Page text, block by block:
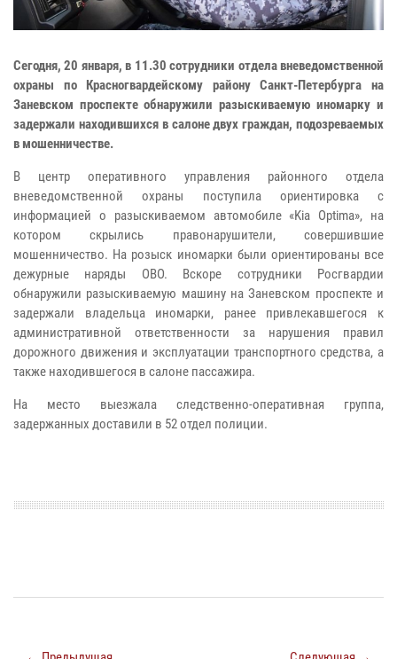
Сегодня, 20 января, в 11.30 сотрудники отдела вневедомственной
охраны по Красногвардейскому району Санкт-Петербурга на
Заневском проспекте обнаружили разыскиваемую иномарку и
задержали находившихся в салоне двух граждан, подозреваемых
в мошенничестве.
В центр оперативного управления районного отдела
вневедомственной охраны поступила ориентировка с
информацией о разыскиваемом автомобиле «Kia Optima», на
котором скрылись правонарушители, совершившие
мошенничество. На розыск иномарки были ориентированы все
дежурные наряды ОВО. Вскоре сотрудники Росгвардии
обнаружили разыскиваемую машину на Заневском проспекте и
задержали владельца иномарки, ранее привлекавшегося к
административной ответственности за нарушения правил
дорожного движения и эксплуатации транспортного средства, а
также находившегося в салоне пассажира.
На место выезжала следственно-оперативная группа,
задержанных доставили в 52 отдел полиции.